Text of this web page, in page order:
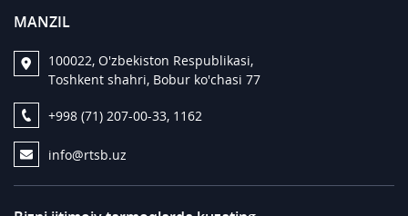
MANZIL
100022, O'zbekiston Respublikasi,
Toshkent shahri, Bobur ko'chasi 77
+998 (71) 207-00-33, 1162
info@rtsb.uz